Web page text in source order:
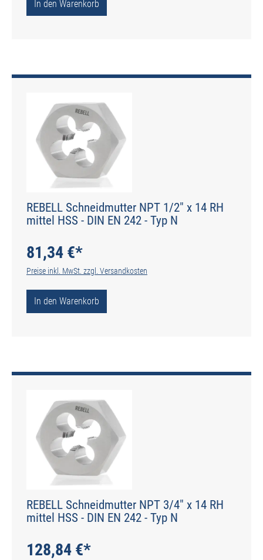
In den Warenkorb
REBELL Schneidmutter NPT 1/2" x 14 RH
mittel HSS - DIN EN 242 - Typ N
81,34 €*
Preise inkl. MwSt. zzgl. Versandkosten
In den Warenkorb
REBELL Schneidmutter NPT 3/4" x 14 RH
mittel HSS - DIN EN 242 - Typ N
128,84 €*